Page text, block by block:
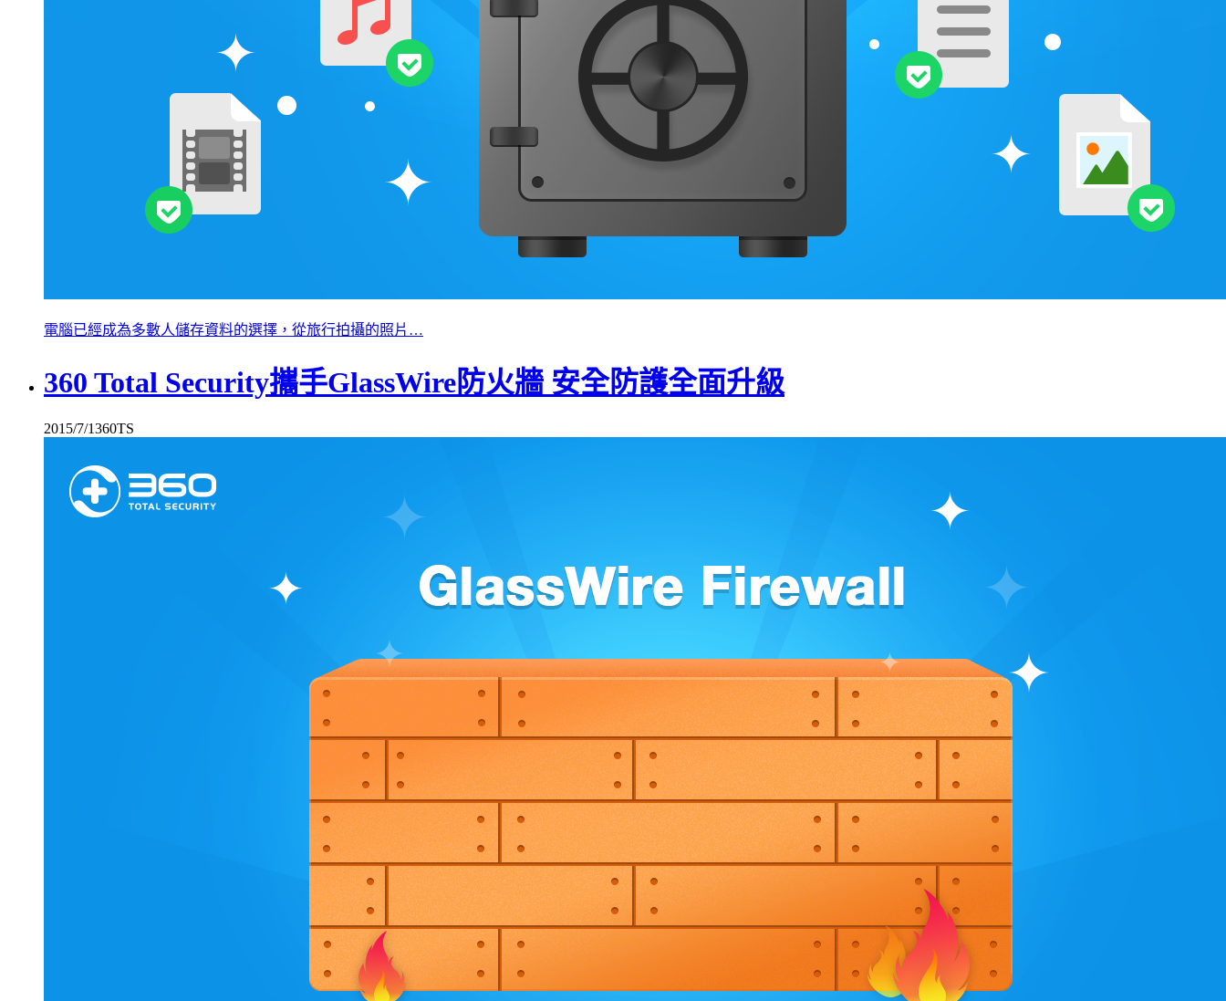
電腦已經成為多數人儲存資料的選擇，從旅行拍攝的照片…
360 Total Security攜手GlassWire防火牆 安全防護全面升級
2015/7/1360TS